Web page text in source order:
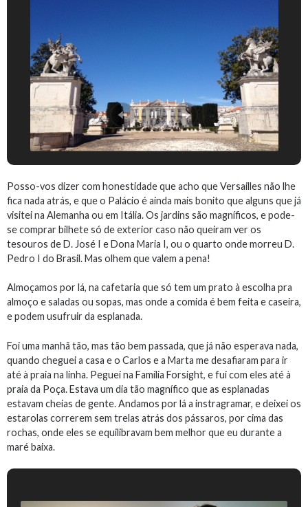
Posso-vos dizer com honestidade que acho que Versailles não lhe
fica nada atrás, e que o Palácio é ainda mais bonito que alguns que já
visitei na Alemanha ou em Itália. Os jardins são magníficos, e pode-
se comprar bilhete só de exterior caso não queiram ver os
tesouros de D. José I e Dona Maria I, ou o quarto onde morreu D.
Pedro I do Brasil. Mas olhem que valem a pena!
Almoçamos por lá, na cafetaria que só tem um prato à escolha pra
almoço e saladas ou sopas, mas onde a comida é bem feita e caseira,
e podem usufruir da esplanada.
Foi uma manhã tão, mas tão bem passada, que já não esperava nada,
quando cheguei a casa e o Carlos e a Marta me desafiaram para ir
até à praia na linha. Peguei na Família Forsight, e fui com eles até à
praia da Poça. Estava um dia tão magnífico que as esplanadas
estavam cheias de gente. Andamos por lá a instragramar, e deixei os
estarolas correrem sem trelas atrás dos pássaros, por cima das
rochas, onde eles se equilibravam bem melhor que eu durante a
maré baixa.